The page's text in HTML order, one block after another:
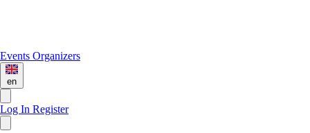
Events Organizers
en
Log In Register